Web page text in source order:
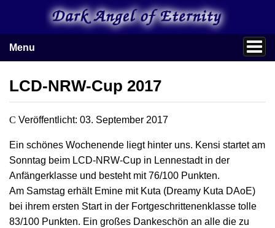
Menu
LCD-NRW-Cup 2017
Veröffentlicht: 03. September 2017
Ein schönes Wochenende liegt hinter uns. Kensi startet am
Sonntag beim LCD-NRW-Cup in Lennestadt in der
Anfängerklasse und besteht mit 76/100 Punkten.
Am Samstag erhält Emine mit Kuta (Dreamy Kuta DAoE)
bei ihrem ersten Start in der Fortgeschrittenenklasse tolle
83/100 Punkten. Ein großes Dankeschön an alle die zu